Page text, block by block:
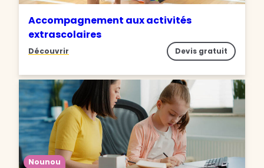
Accompagnement aux activités
extrascolaires
Découvrir Devis gratuit
Nounou